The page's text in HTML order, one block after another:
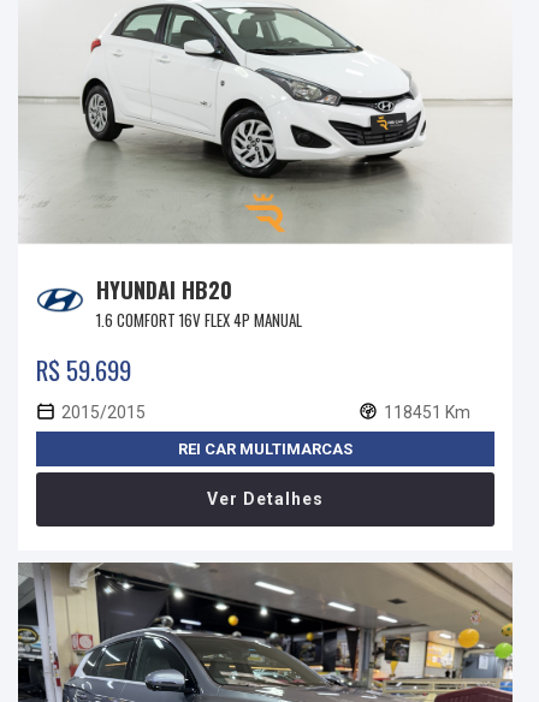
HYUNDAI HB20
1.6 COMFORT 16V FLEX 4P MANUAL
R$ 59.699
2015/2015 118451 Km
REI CAR MULTIMARCAS
Ver Detalhes